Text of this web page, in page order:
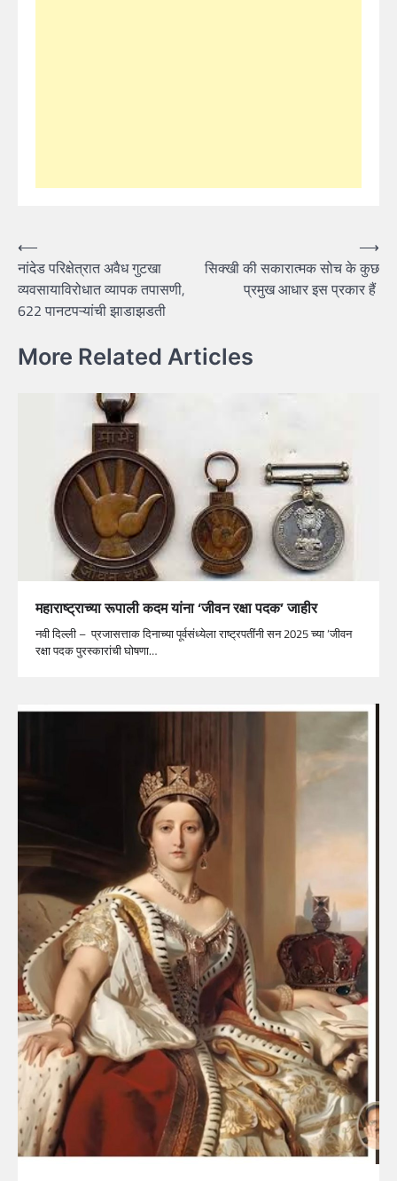
Post
navigation
⟵
नांदेड परिक्षेत्रात अवैध गुटखा
व्यवसायाविरोधात व्यापक तपासणी,
622 पानटपऱ्यांची झाडाझडती
सिक्खी की सकारात्मक सोच के कुछ
प्रमुख आधार इस प्रकार हैं
⟶
More Related Articles
महाराष्ट्राच्या रूपाली कदम यांना ‘जीवन रक्षा पदक’ जाहीर
नवी दिल्ली – प्रजासत्ताक दिनाच्या पूर्वसंध्येला राष्ट्रपतींनी सन 2025 च्या ‘जीवन
रक्षा पदक पुरस्कारांची घोषणा…